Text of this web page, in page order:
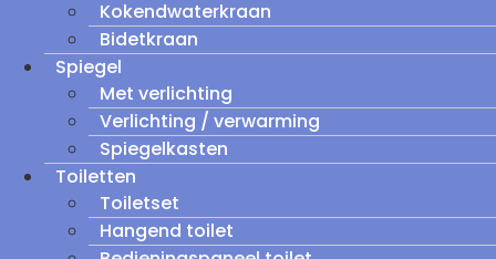
Kokendwaterkraan
Bidetkraan
Spiegel
Met verlichting
Verlichting / verwarming
Spiegelkasten
Toiletten
Toiletset
Hangend toilet